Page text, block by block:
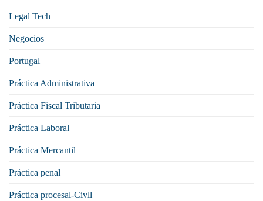
Legal Tech
Negocios
Portugal
Práctica Administrativa
Práctica Fiscal Tributaria
Práctica Laboral
Práctica Mercantil
Práctica penal
Práctica procesal-Civll